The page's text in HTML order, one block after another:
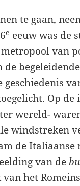
te gaan,
e eeuw was de
van
de
Op de
wereld-
windstreken
de Italiaanse
van de
het